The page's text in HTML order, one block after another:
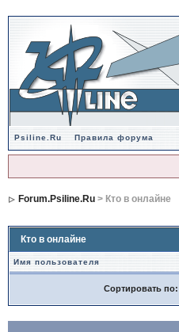
Psiline.Ru Правила форума
Forum.Psiline.Ru> Кто в онлайне
Кто в онлайне
Имя пользователя
Сортировать по: